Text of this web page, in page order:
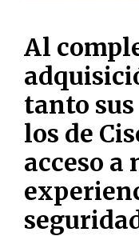
Al
tanto
los de
acceso a